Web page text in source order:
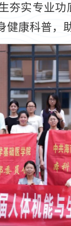
夯实专业
康科普，